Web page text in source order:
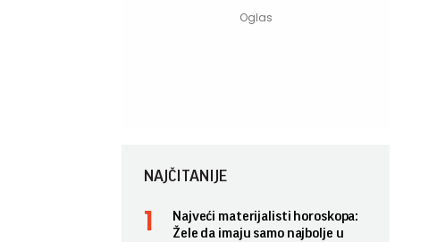
NAJČITANIJE
Najveći materijalisti horoskopa:
Žele da imaju samo najbolje u